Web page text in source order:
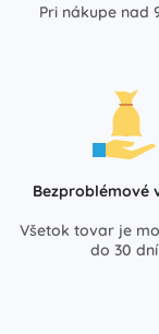
Pri nákupe nad
Bezproblémové
Všetok tovar je
do 30 dní